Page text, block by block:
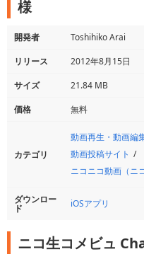
様
開発者
Toshihiko Arai
リリース
2012年8月15日
サイズ
21.84 MB
価格
無料
カテゴリ
動画再生・動画編
動画投稿サイト
ニコニコ動画（ニ
ダウンロー
ド iOSアプリ
ニコ生コメビュ